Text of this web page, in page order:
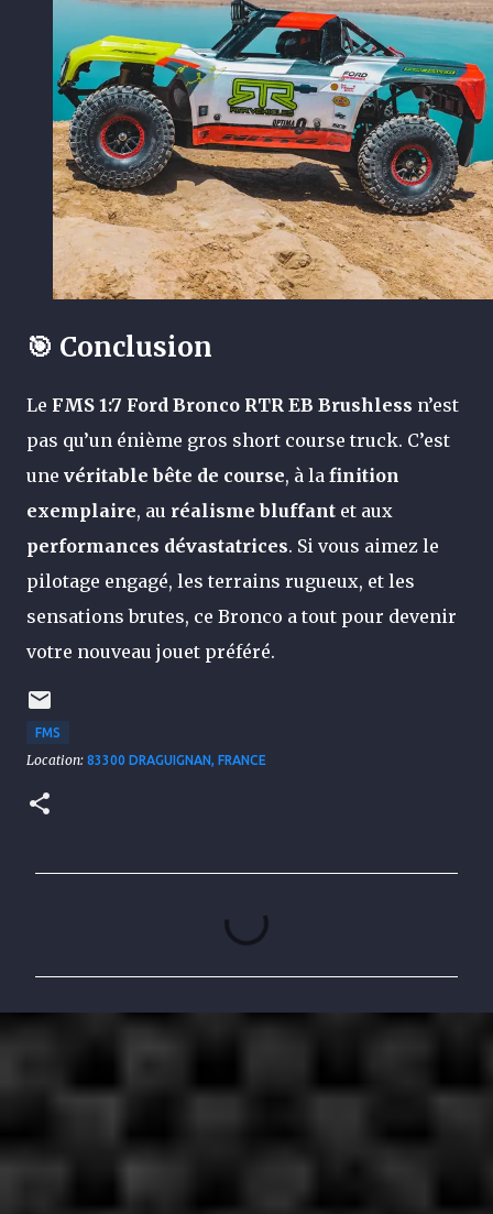
🎯 Conclusion
Le FMS 1:7 Ford Bronco RTR EB Brushless n’est
pas qu’un énième gros short course truck. C’est
une véritable bête de course, à la finition
exemplaire, au réalisme bluffant et aux
performances dévastatrices. Si vous aimez le
pilotage engagé, les terrains rugueux, et les
sensations brutes, ce Bronco a tout pour devenir
votre nouveau jouet préféré.
FMS
Location: 83300 DRAGUIGNAN, FRANCE